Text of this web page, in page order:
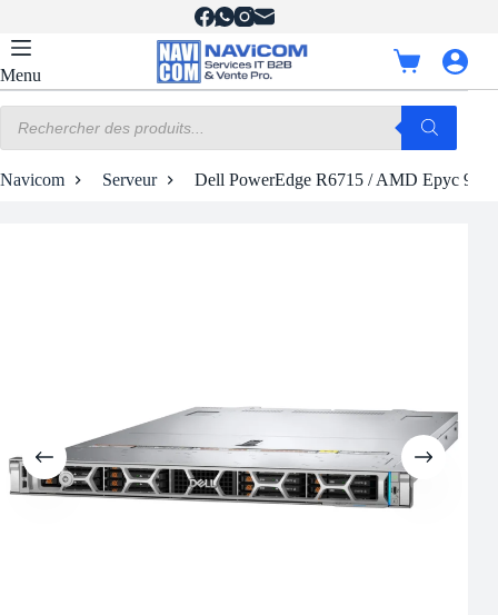
contenu
Menu
Panier
d’achat
produits
Navicom Serveur Dell PowerEdge R6715 / AMD Epyc